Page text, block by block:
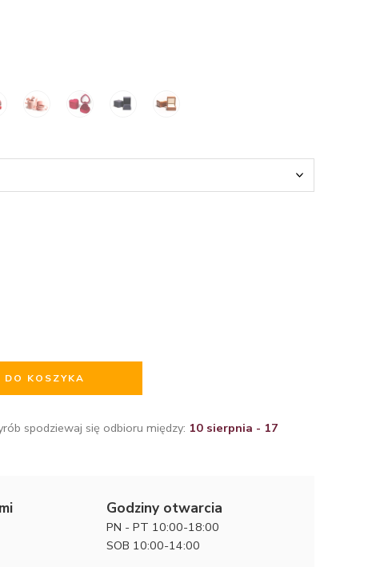
DO KOSZYKA
spodziewaj się odbioru między: 10 sierpnia - 17
Godziny otwarcia
PN - PT 10:00-18:00
SOB 10:00-14:00